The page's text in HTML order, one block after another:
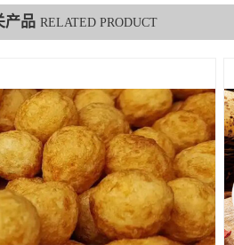
产品 RELATED PRODUCT